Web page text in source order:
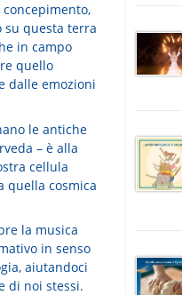
su questa terra
in campo
quello
dalle emozioni
le antiche
– è alla
cellula
quella cosmica
la musica
in senso
aiutandoci
di noi stessi.